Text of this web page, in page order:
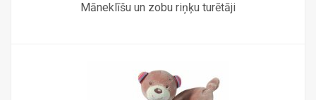
Māneklīšu un zobu riņķu turētāji